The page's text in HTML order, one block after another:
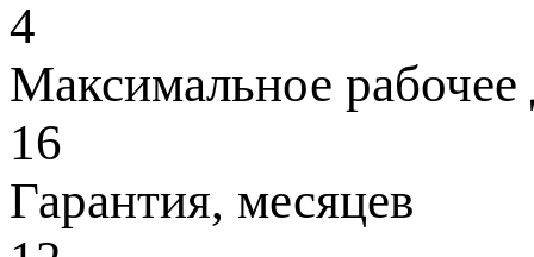
4
Максимальное рабочее
16
Гарантия, месяцев